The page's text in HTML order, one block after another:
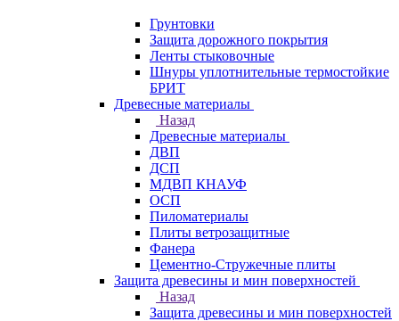
Грунтовки
Защита дорожного покрытия
Ленты стыковочные
Шнуры уплотнительные термостойкие
БРИТ
Древесные материалы
Назад
Древесные материалы
ДВП
ДСП
МДВП КНАУФ
ОСП
Пиломатериалы
Плиты ветрозащитные
Фанера
Цементно-Стружечные плиты
Защита древесины и мин поверхностей
Назад
Защита древесины и мин поверхностей